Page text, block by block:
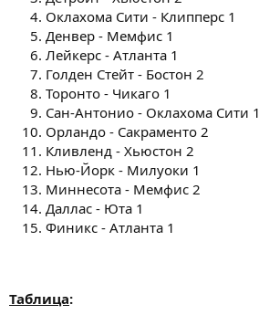
Оклахома Сити - Клипперс 1
Денвер - Мемфис 1
Лейкерс - Атланта 1
Голден Стейт - Бостон 2
Торонто - Чикаго 1
Сан-Антонио - Оклахома Сити 1
Орландо - Сакраменто 2
Кливленд - Хьюстон 2
Нью-Йорк - Милуоки 1
Миннесота - Мемфис 2
Даллас - Юта 1
Финикс - Атланта 1
Таблица: